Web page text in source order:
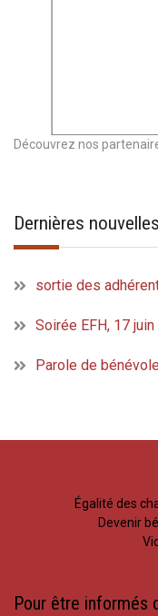
Découvrez nos
Dernières
sortie des
Soirée EFH, 17
Parole de
Égalité des
Devenir
Pour être informés